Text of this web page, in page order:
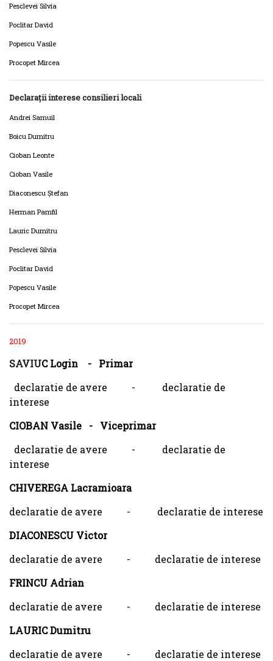
Pesclevei Silvia
Poclitar David
Popescu Vasile
Procopet Mircea
Declarații interese consilieri locali
Andrei Samuil
Boicu Dumitru
Cioban Leonte
Cioban Vasile
Diaconescu Ștefan
Herman Pamfil
Lauric Dumitru
Pesclevei Silvia
Poclitar David
Popescu Vasile
Procopet Mircea
2019
SAVIUC Login - Primar
declaratie de avere -
declaratie de
interese
CIOBAN Vasile - Viceprimar
declaratie de avere -
declaratie de
interese
CHIVEREGA Lacramioara
declaratie de avere
-
declaratie de interese
DIACONESCU Victor
declaratie de avere - declaratie de interese
FRINCU Adrian
declaratie de avere -
declaratie de interese
LAURIC Dumitru
declaratie de avere
-
declaratie de interese